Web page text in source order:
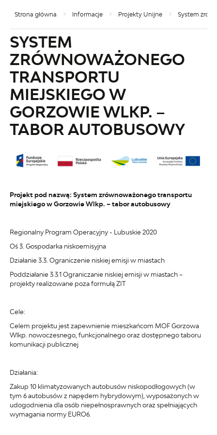
Strona główna Informacje Projekty Unijne System
SYSTEM
ZRÓWNOWAŻONEGO
TRANSPORTU
MIEJSKIEGO W
GORZOWIE WLKP. –
TABOR AUTOBUSOWY
Projekt pod nazwą: System zrównoważonego transportu
miejskiego w Gorzowie Wlkp. – tabor autobusowy
Regionalny Program Operacyjny - Lubuskie 2020
Oś 3. Gospodarka niskoemisyjna
Działanie 3.3. Ograniczenie niskiej emisji w miastach
Poddziałanie 3.3.1 Ograniczanie niskiej emisji w miastach –
projekty realizowane poza formułą ZIT
Cele:
Celem projektu jest zapewnienie mieszkańcom MOF Gorzowa
Wlkp. nowoczesnego, funkcjonalnego oraz dostępnego taboru
komunikacji publicznej
Działania:
Zakup 10 klimatyzowanych autobusów niskopodłogowych (w
tym 6 autobusów z napędem hybrydowym), wyposażonych w
udogodnienia dla osób niepełnosprawnych oraz spełniających
wymagania normy EURO6.